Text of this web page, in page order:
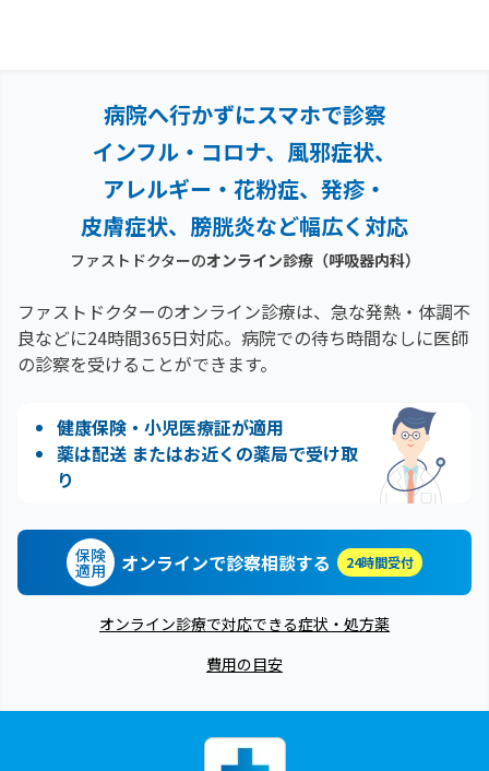
病院へ行かずにスマホで診察
インフル・コロナ、風邪症状、
アレルギー・花粉症、 発疹・
皮膚症状、膀胱炎など幅広く対応
ファストドクターのオンライン診療（呼吸器内科）
ファストドクターのオンライン診療は、急な発熱・体調不
良などに24時間365日対応。 病院での待ち時間なしに医師
の診察を受けることができます。
健康保険・小児医療証が適用
薬は配送 またはお近くの薬局で受け取
り
保険
適用 オンラインで診察相談する 24時間受付
オンライン診療で対応できる症状・処方薬
費用の目安